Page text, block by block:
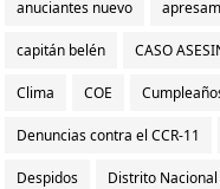
anuciantes nuevo
capitán belén CASO
Clima COE
Denuncias contra el CCR-11
Despidos Distrito Nacional